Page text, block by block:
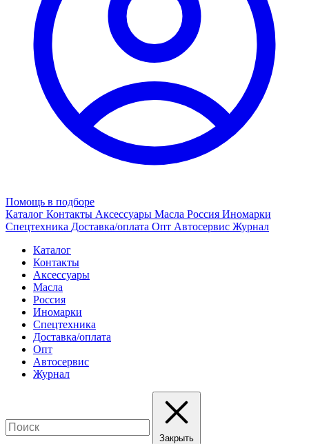
Помощь в подборе
Каталог Контакты Аксессуары Масла Россия Иномарки
Спецтехника Доставка/оплата Опт Автосервис Журнал
Каталог
Контакты
Аксессуары
Масла
Россия
Иномарки
Спецтехника
Доставка/оплата
Опт
Автосервис
Журнал
Закрыть